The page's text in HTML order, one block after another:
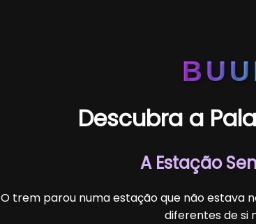
Descubra a
A Estação
O trem parou numa estação que não estava
diferentes de si